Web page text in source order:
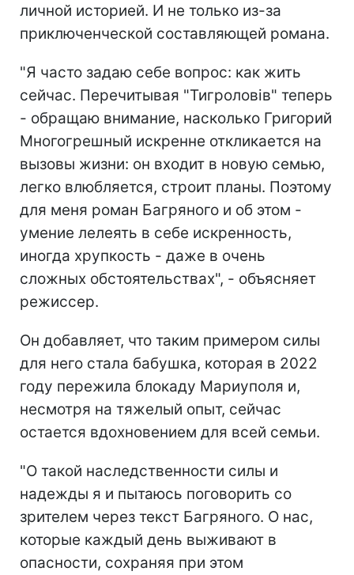
личной историей. И не только из-за
приключенческой составляющей романа.
"Я часто задаю себе вопрос: как жить
сейчас. Перечитывая "Тигроловів" теперь
- обращаю внимание, насколько Григорий
Многогрешный искренне откликается на
вызовы жизни: он входит в новую семью,
легко влюбляется, строит планы. Поэтому
для меня роман Багряного и об этом -
умение лелеять в себе искренность,
иногда хрупкость - даже в очень
сложных обстоятельствах", - объясняет
режиссер.
Он добавляет, что таким примером силы
для него стала бабушка, которая в 2022
году пережила блокаду Мариуполя и,
несмотря на тяжелый опыт, сейчас
остается вдохновением для всей семьи.
"О такой наследственности силы и
надежды я и пытаюсь поговорить со
зрителем через текст Багряного. О нас,
которые каждый день выживают в
опасности, сохраняя при этом